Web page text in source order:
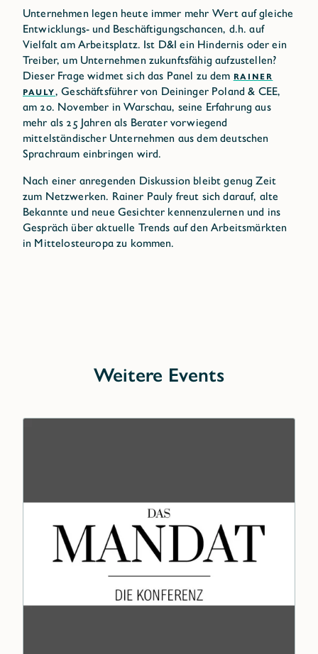
Unternehmen legen heute immer mehr Wert auf gleiche
Entwicklungs- und Beschäftigungschancen, d.h. auf
Vielfalt am Arbeitsplatz. Ist D&I ein Hindernis oder ein
Treiber, um Unternehmen zukunftsfähig aufzustellen?
Dieser Frage widmet sich das Panel zu dem RAINER
PAULY, Geschäftsführer von Deininger Poland & CEE,
am 20. November in Warschau, seine Erfahrung aus
mehr als 25 Jahren als Berater vorwiegend
mittelständischer Unternehmen aus dem deutschen
Sprachraum einbringen wird.
Nach einer anregenden Diskussion bleibt genug Zeit
zum Netzwerken. Rainer Pauly freut sich darauf, alte
Bekannte und neue Gesichter kennenzulernen und ins
Gespräch über aktuelle Trends auf den Arbeitsmärkten
in Mittelosteuropa zu kommen.
Weitere Events